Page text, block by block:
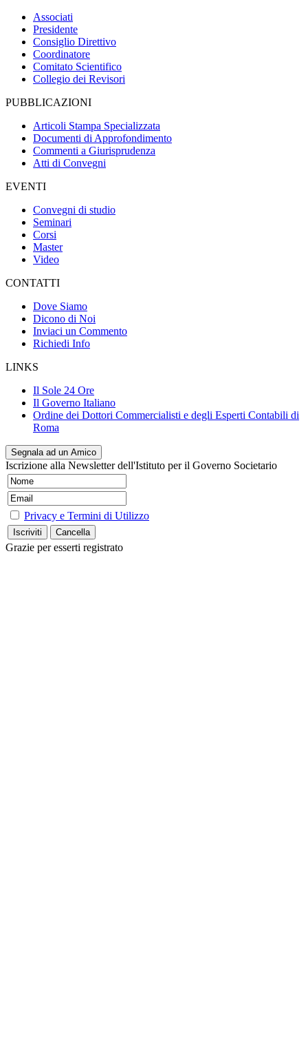
Associati
Presidente
Consiglio Direttivo
Coordinatore
Comitato Scientifico
Collegio dei Revisori
PUBBLICAZIONI
Articoli Stampa Specializzata
Documenti di Approfondimento
Commenti a Giurisprudenza
Atti di Convegni
EVENTI
Convegni di studio
Seminari
Corsi
Master
Video
CONTATTI
Dove Siamo
Dicono di Noi
Inviaci un Commento
Richiedi Info
LINKS
Il Sole 24 Ore
Il Governo Italiano
Ordine dei Dottori Commercialisti e degli Esperti Contabili di
Roma
Segnala ad un Amico
Iscrizione alla Newsletter dell'Istituto per il Governo Societario
Privacy e Termini di Utilizzo
Grazie per esserti registrato